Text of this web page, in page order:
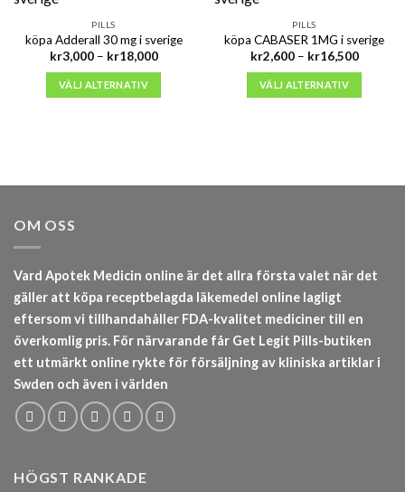
PILLS
köpa Adderall 30 mg i sverige
kr3,000 – kr18,000Prisintervall:
VÄLJ ALTERNATIV
PILLS
köpa CABASER 1MG i sverige
kr2,600 – kr16,500
VÄLJ ALTERNATIV
OM OSS
Vard Apotek Medicin online är det allra första valet när det
gäller att köpa receptbelagda läkemedel online lagligt
eftersom vi tillhandahåller FDA-kvalitet mediciner till en
överkomlig pris. För närvarande får Get Legit Pills-butiken
ett utmärkt online rykte för försäljning av kliniska artiklar i
Swden och även i världen
HÖGST RANKADE